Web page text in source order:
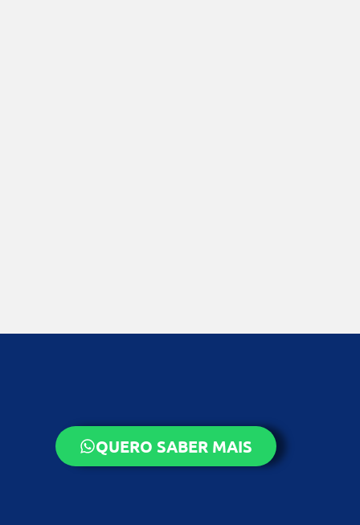
QUERO SABER MAIS